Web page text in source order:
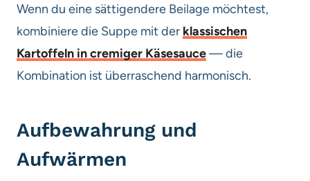
Wenn du eine sättigendere Beilage möchtest,
kombiniere die Suppe mit der klassischen
Kartoffeln in cremiger Käsesauce— die
Kombination ist überraschend harmonisch.
Aufbewahrung und
Aufwärmen